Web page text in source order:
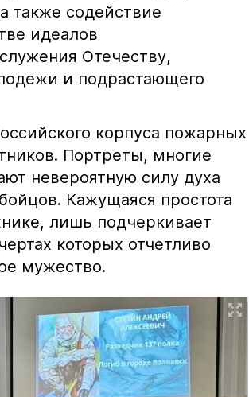
также содействие
идеалов
Отечеству,
и подрастающего
корпуса пожарных
Портреты, многие
невероятную силу духа
Кажущаяся простота
лишь подчеркивает
которых отчетливо
мужество.